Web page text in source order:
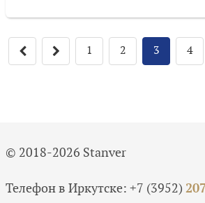
1 2 3 4
© 2018-2026 Stanver
Телефон в Иркутске: +7 (3952)